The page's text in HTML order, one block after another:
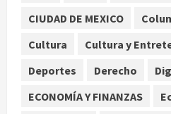
Gustavo
Hijos de
CIUDAD DE MEXICO
Cultura
Cultura y
Deportes
Derecho
ECONOMÍA Y FINANZAS